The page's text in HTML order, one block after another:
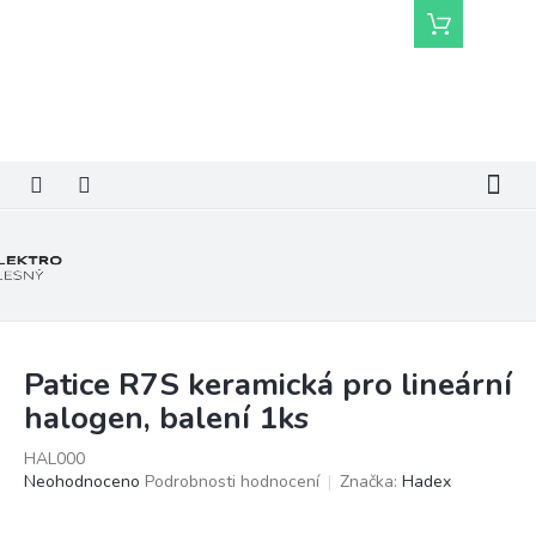
Nákupní
košík
Patice R7S keramická pro lineární
halogen, balení 1ks
HAL000
Průměrné
Neohodnoceno Podrobnosti hodnocení Značka: Hadex